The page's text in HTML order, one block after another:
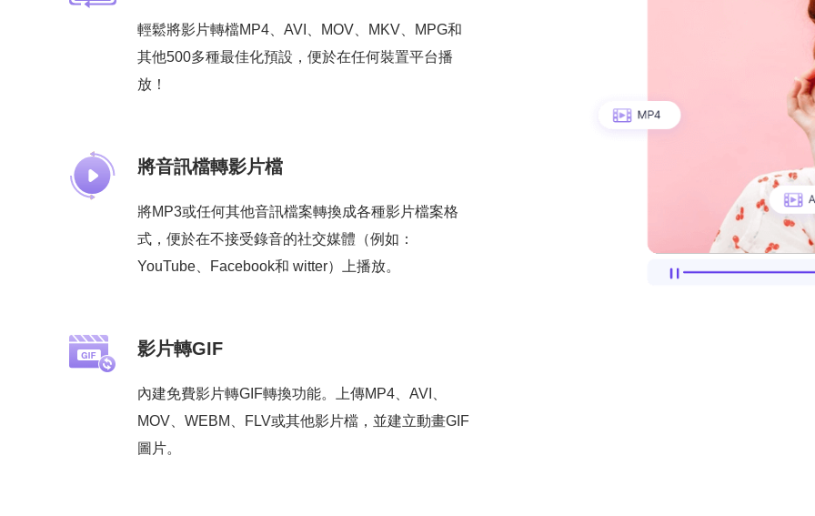
輕鬆將影片轉檔MP4、AVI、MOV、MKV、MPG和
其他500多種最佳化預設，便於在任何裝置平台播
放！
將音訊檔轉影片檔
將MP3或任何其他音訊檔案轉換成各種影片檔案格
式，便於在不接受錄音的社交媒體（例如：
YouTube、Facebook和 witter）上播放。
影片轉GIF
內建免費影片轉GIF轉換功能。上傳MP4、AVI、
MOV、WEBM、FLV或其他影片檔，並建立動畫GIF
圖片。